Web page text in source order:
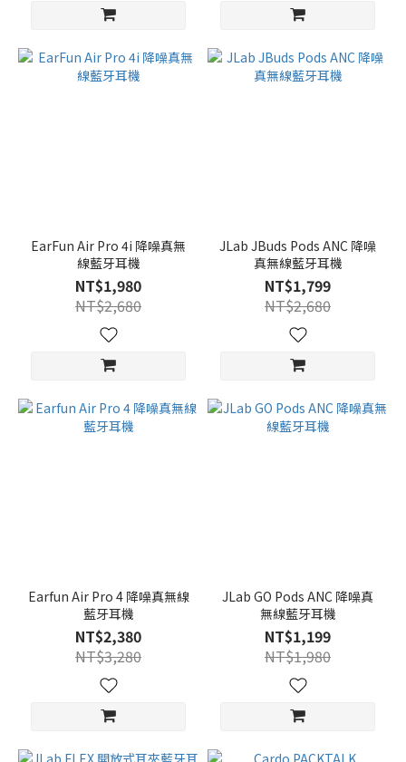
EarFun Air Pro 4i 降噪真無
線藍牙耳機
NT$1,980
NT$2,680
JLab JBuds Pods ANC 降噪
真無線藍牙耳機
NT$1,799
NT$2,680
Earfun Air Pro 4 降噪真無線
藍牙耳機
NT$2,380
NT$3,280
JLab GO Pods ANC 降噪真
無線藍牙耳機
NT$1,199
NT$1,980